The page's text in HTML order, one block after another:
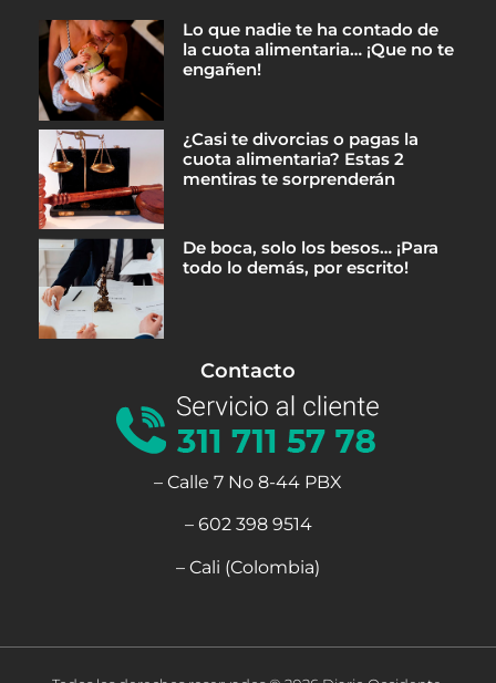
Lo que nadie te ha contado de
la cuota alimentaria… ¡Que no te
engañen!
¿Casi te divorcias o pagas la
cuota alimentaria? Estas 2
mentiras te sorprenderán
De boca, solo los besos… ¡Para
todo lo demás, por escrito!
Contacto
– Calle 7 No 8-44 PBX
– 602 398 9514
– Cali (Colombia)